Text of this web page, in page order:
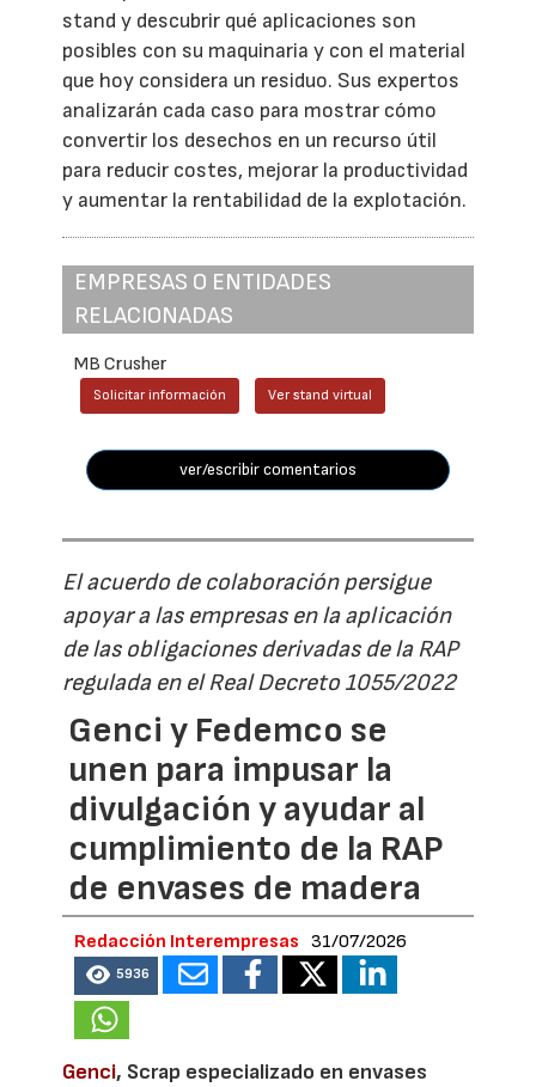
stand y descubrir qué aplicaciones son
posibles con su maquinaria y con el material
que hoy considera un residuo. Sus expertos
analizarán cada caso para mostrar cómo
convertir los desechos en un recurso útil
para reducir costes, mejorar la productividad
y aumentar la rentabilidad de la explotación.
EMPRESAS O ENTIDADES
RELACIONADAS
MB Crusher
Solicitar información Ver stand virtual
ver/escribir comentarios
El acuerdo de colaboración persigue
apoyar a las empresas en la aplicación
de las obligaciones derivadas de la RAP
regulada en el Real Decreto 1055/2022
Genci y Fedemco se
unen para impusar la
divulgación y ayudar al
cumplimiento de la RAP
de envases de madera
Redacción Interempresas 31/07/2026
5936
Genci, Scrap especializado en envases